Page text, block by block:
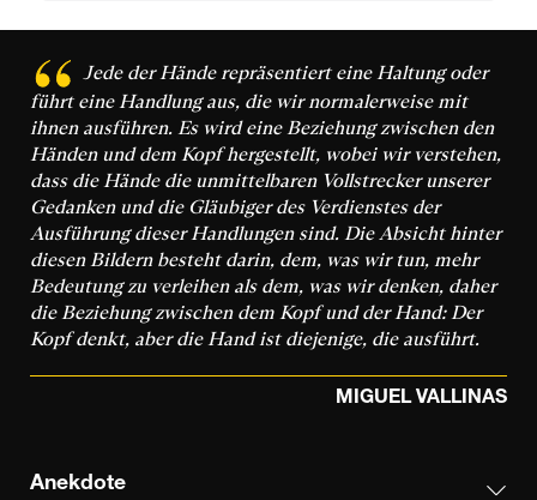
Jede der Hände repräsentiert eine Haltung oder
führt eine Handlung aus, die wir normalerweise mit
ihnen ausführen. Es wird eine Beziehung zwischen den
Händen und dem Kopf hergestellt, wobei wir verstehen,
dass die Hände die unmittelbaren Vollstrecker unserer
Gedanken und die Gläubiger des Verdienstes der
Ausführung dieser Handlungen sind. Die Absicht hinter
diesen Bildern besteht darin, dem, was wir tun, mehr
Bedeutung zu verleihen als dem, was wir denken, daher
die Beziehung zwischen dem Kopf und der Hand: Der
Kopf denkt, aber die Hand ist diejenige, die ausführt.
MIGUEL VALLINAS
Anekdote